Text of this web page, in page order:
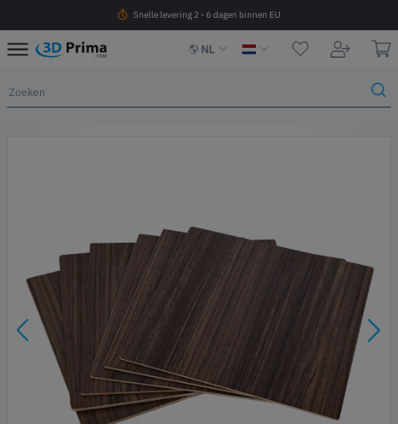
Snelle levering 2 - 6 dagen binnen EU
NL